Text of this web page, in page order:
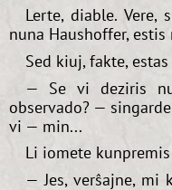
Lerte, diable.
nuna Haushoffer, estis
Sed kiuj, fakte,
— Se vi deziris
observado? —
vi — min...
Li iomete
— Jes, verŝajne, mi